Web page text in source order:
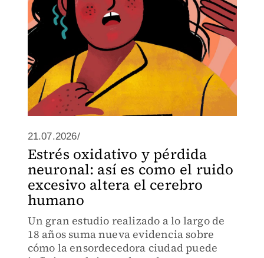
21.07.2026/
Estrés oxidativo y pérdida
neuronal: así es como el ruido
excesivo altera el cerebro
humano
Un gran estudio realizado a lo largo de
18 años suma nueva evidencia sobre
cómo la ensordecedora ciudad puede